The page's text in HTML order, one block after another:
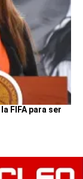
FIFA para ser